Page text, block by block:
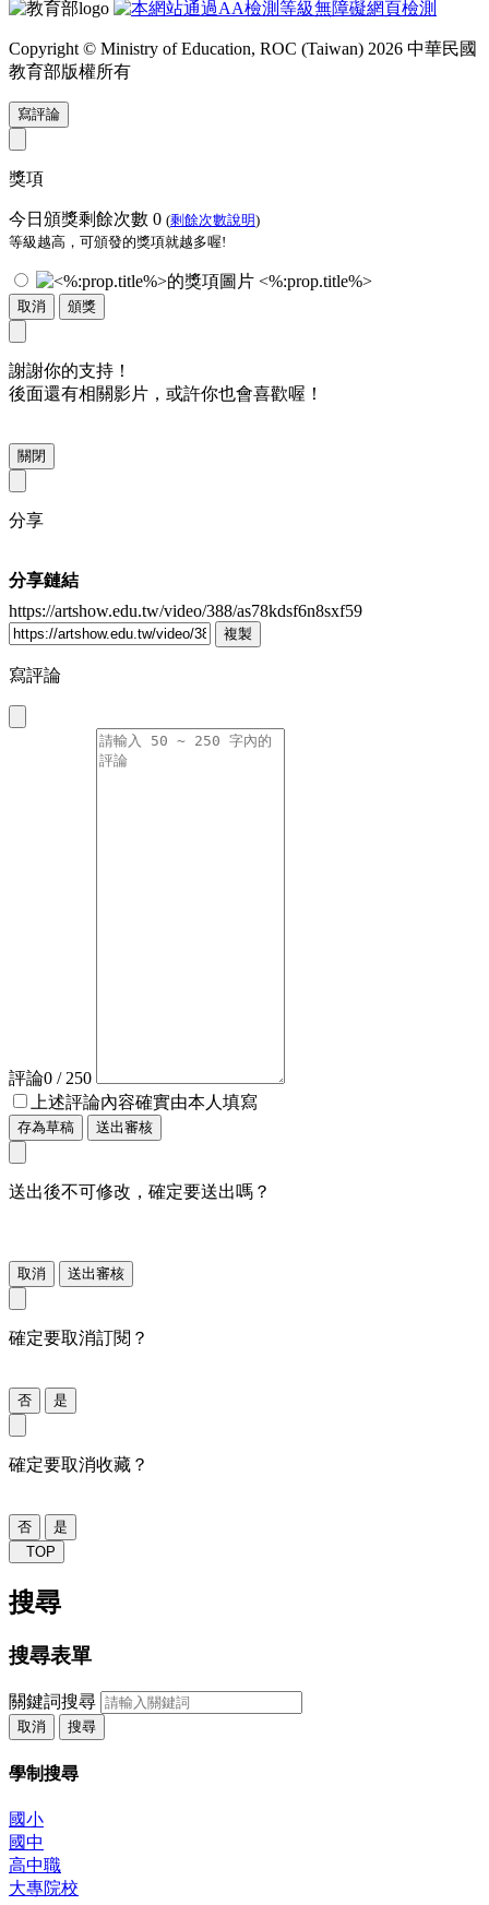
Copyright © Ministry of Education, ROC (Taiwan) 2026 中華民國
教育部版權所有
寫評論
獎項
今日頒獎剩餘次數 0 (剩餘次數說明)
等級越高，可頒發的獎項就越多喔!
<%:prop.title%>
取消 頒獎
謝謝你的支持！
後面還有相關影片，或許你也會喜歡喔！
關閉
分享
分享鏈結
https://artshow.edu.tw/video/388/as78kdsf6n8sxf59
複製
寫評論
評論0 / 250
上述評論內容確實由本人填寫
存為草稿 送出審核
送出後不可修改，確定要送出嗎？
取消 送出審核
確定要取消訂閱？
否 是
確定要取消收藏？
否
是
TOP
搜尋
搜尋表單
關鍵詞搜尋
取消 搜尋
學制搜尋
國小
國中
高中職
大專院校